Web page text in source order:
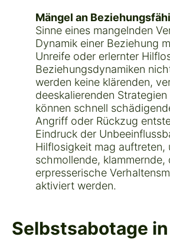
Mängel an
Sinne eines mangelnden
Dynamik einer Beziehung
Unreife oder erlernter
Beziehungsdynamiken
werden keine klärenden,
deeskalierenden
können schnell
Angriff oder Rückzug
Eindruck der
Hilflosigkeit mag auftreten,
schmollende, klammernde,
erpresserische
aktiviert werden.
Selbstsabotage